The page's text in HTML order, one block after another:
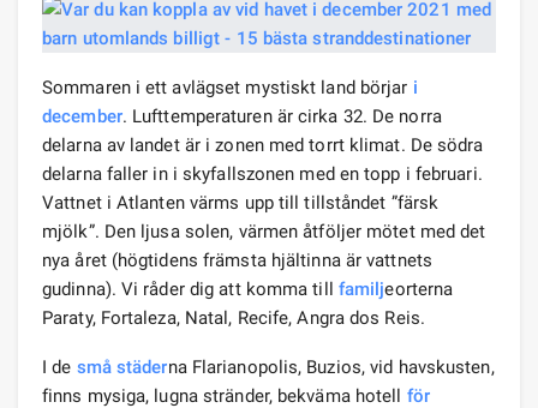
Sommaren i ett avlägset mystiskt land börjar i
december. Lufttemperaturen är cirka 32. De norra
delarna av landet är i zonen med torrt klimat. De södra
delarna faller in i skyfallszonen med en topp i februari.
Vattnet i Atlanten värms upp till tillståndet ”färsk
mjölk”. Den ljusa solen, värmen åtföljer mötet med det
nya året (högtidens främsta hjältinna är vattnets
gudinna). Vi råder dig att komma till familjeorterna
Paraty, Fortaleza, Natal, Recife, Angra dos Reis.
I de små städerna Flarianopolis, Buzios, vid havskusten,
finns mysiga, lugna stränder, bekväma hotell för